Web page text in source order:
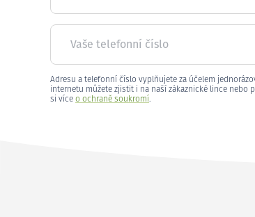
Vaše telefonní číslo
Adresu a telefonní číslo vyplňujete za účelem
internetu můžete zjistit i na naší zákaznické lince nebo
si více o ochraně soukromí.